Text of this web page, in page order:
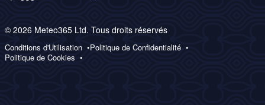
© 2026 Meteo365 Ltd. Tous droits réservés
Conditions d'Utilisation
Politique de Confidentialité
Politique de Cookies